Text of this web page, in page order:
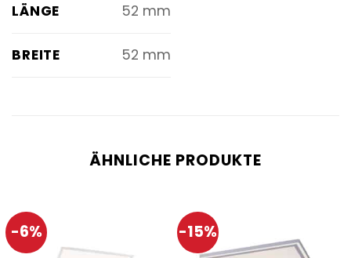
LÄNGE 52 mm
BREITE 52 mm
ÄHNLICHE PRODUKTE
-6% -15%